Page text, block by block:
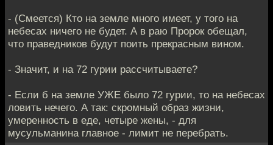
- (Смеется) Кто на земле много имеет, у того на
небесах ничего не будет. А в раю Пророк обещал,
что праведников будут поить прекрасным вином.
- Значит, и на 72 гурии рассчитываете?
- Если б на земле УЖЕ было 72 гурии, то на небесах
ловить нечего. А так: скромный образ жизни,
умеренность в еде, четыре жены, - для
мусульманина главное - лимит не перебрать.